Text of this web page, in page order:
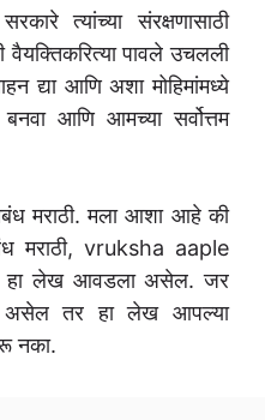
त्यांच्या संरक्षणासाठी
पावले उचलली
द्या आणि अशा मोहिमांमध्ये
बनवा आणि आमच्या सर्वोत्तम
मराठी. मला आशा आहे की
मराठी, vruksha aaple
लेख आवडला असेल. जर
असेल तर हा लेख आपल्या
नका.